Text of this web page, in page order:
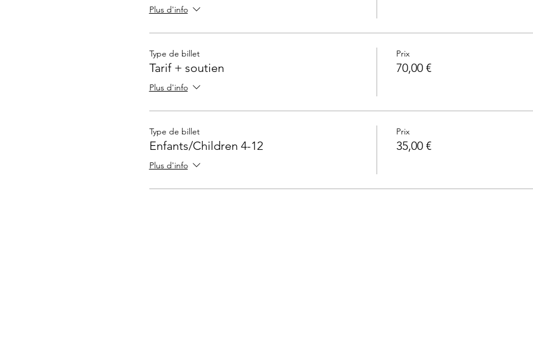
Plus d'info
Type de billet
Tarif + soutien
Plus d'info
Prix
70,00 €
Type de billet
Enfants/Children 4-12
Plus d'info
Prix
35,00 €